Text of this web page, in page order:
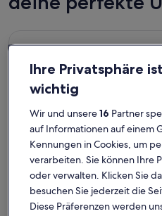
Ihre Privatsphäre
wichtig
Wir und unsere16 Partner
auf Informationen auf einem
Kennungen in Cookies, um
verarbeiten. Sie können Ihre
oder verwalten. Klicken Sie
besuchen Sie jederzeit die
Diese Präferenzen werden